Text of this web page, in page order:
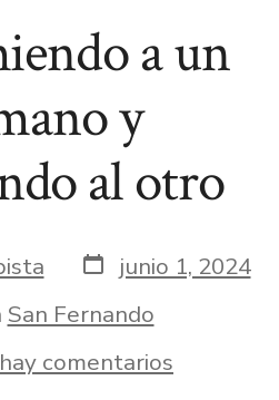
a un
y
al otro
Post
date
junio 1, 2024
San Fernando
comentarios
17.